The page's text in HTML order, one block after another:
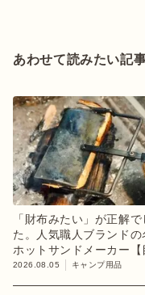
あわせて読みたい記
「財布みたい」が正解で
た。人気職人ブランドの
ホットサンドメーカー【
きのキャンプギア】
2026.08.05 キャンプ用品